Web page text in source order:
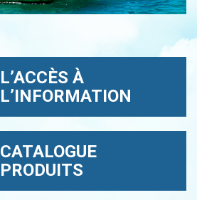
L’ACCÈS À
L’INFORMATION
CATALOGUE
PRODUITS